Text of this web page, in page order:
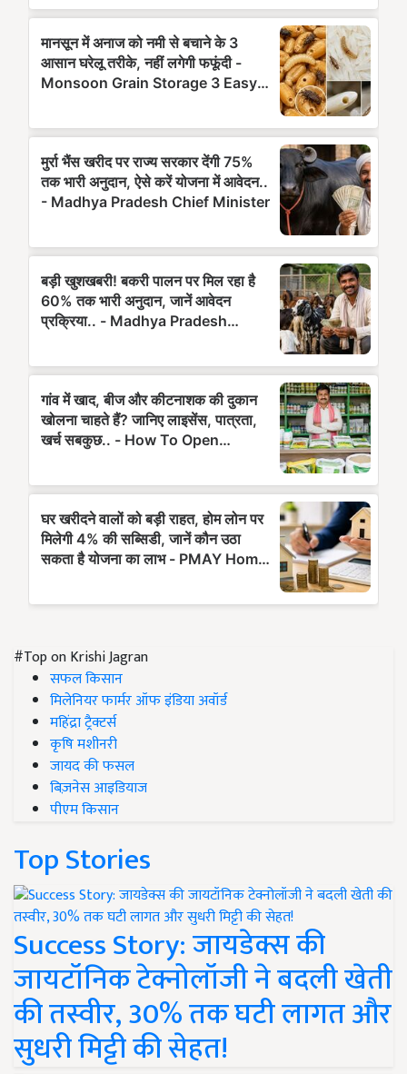
#Top on Krishi Jagran
सफल किसान
मिलेनियर फार्मर ऑफ इंडिया अवॉर्ड
महिंद्रा ट्रैक्टर्स
कृषि मशीनरी
जायद की फसल
बिज़नेस आइडियाज
पीएम किसान
Top Stories
Success Story: जायडेक्स की
जायटॉनिक टेक्नोलॉजी ने बदली खेती
की तस्वीर, 30% तक घटी लागत और
सुधरी मिट्टी की सेहत!